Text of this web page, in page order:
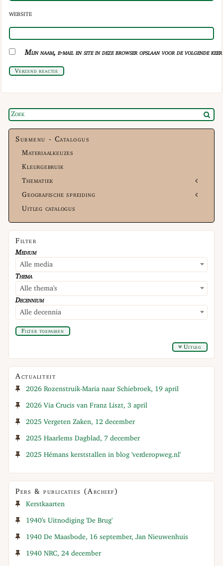
WEBSITE
Mijn naam, e-mail en site in deze browser opslaan voor de volgende
Verzend reactie
Submenu - Catalogus
Materiaalkeuzes
Kleurgebruik
Thematiek
Geografische spreiding
Uitleg catalogus
Filter
Medium
Alle media
Thema
Alle thema's
Decennium
Alle decennia
Filter toepassen
Uitleg
Actualiteit
2026 Rozenstruik-Maria naar Schiebroek, 19 april
2026 Via Crucis van Franz Liszt, 3 april
2025 Vergeten Zaken, 12 december
2025 Haarlems Dagblad, 7 december
2025 Hémans kerststallen in blog 'verderopweg.nl'
Pers & publicaties (Archief)
Kerstkaarten
1940's Uitnodiging 'De Brug'
1940 De Maasbode, 16 september, Jan Nieuwenhuis
1940 NRC, 24 december